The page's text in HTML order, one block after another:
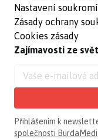
Nastavení soukromí
Zásady ochrany
Cookies zásady
Zajímavosti ze
Přihlášením k
společnosti